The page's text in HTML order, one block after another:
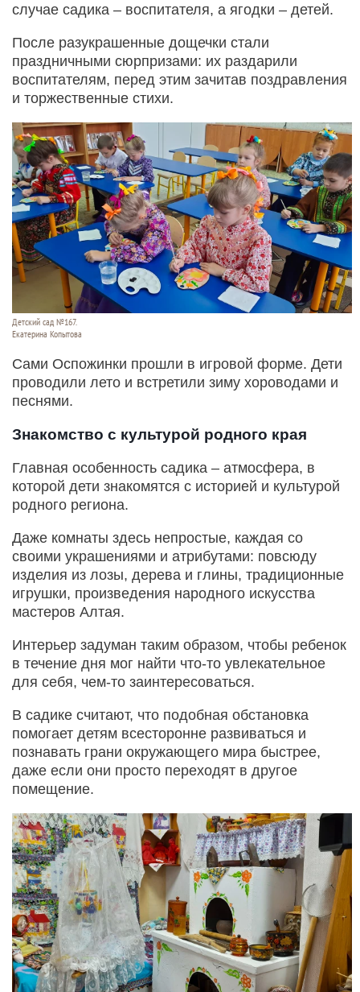
случае садика – воспитателя, а ягодки – детей.
После разукрашенные дощечки стали
праздничными сюрпризами: их раздарили
воспитателям, перед этим зачитав поздравления
и торжественные стихи.
Детский сад №167.
Екатерина Копытова
Сами Оспожинки прошли в игровой форме. Дети
проводили лето и встретили зиму хороводами и
песнями.
Знакомство с культурой родного края
Главная особенность садика – атмосфера, в
которой дети знакомятся с историей и культурой
родного региона.
Даже комнаты здесь непростые, каждая со
своими украшениями и атрибутами: повсюду
изделия из лозы, дерева и глины, традиционные
игрушки, произведения народного искусства
мастеров Алтая.
Интерьер задуман таким образом, чтобы ребенок
в течение дня мог найти что-то увлекательное
для себя, чем-то заинтересоваться.
В садике считают, что подобная обстановка
помогает детям всесторонне развиваться и
познавать грани окружающего мира быстрее,
даже если они просто переходят в другое
помещение.